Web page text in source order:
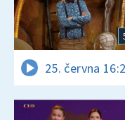
25. června